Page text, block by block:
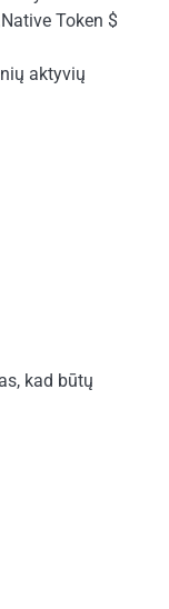
Token $
aktyvių
kad būtų